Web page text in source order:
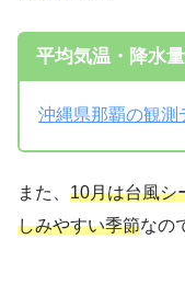
平均気温・降水
沖縄県那覇の観測
また、 10月は台風シ
しみやすい季節なの